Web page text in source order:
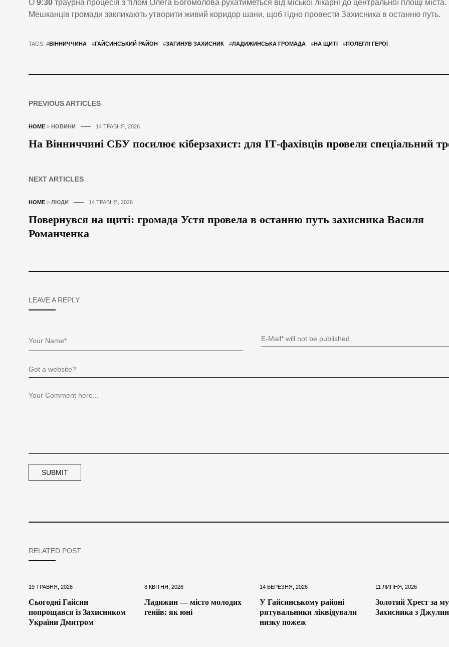
О 9:30 траурна процесія з тілом Олега Богомолова рухатиметься від міської лікарні до центральної площі міста.
Мешканців громади закликають утворити живий коридор шани, щоб гідно провести Захисника в останню путь.
TAGS: #ВІННИЧЧИНА #ГАЙСИНСЬКИЙ РАЙОН #ЗАГИНУВ ЗАХИСНИК #ЛАДИЖИНСЬКА ГРОМАДА #НА ЩИТІ #ПОЛЕГЛІ ГЕРОЇ
PREVIOUS ARTICLES
HOME > НОВИНИ 14 ТРАВНЯ, 2026
На Вінниччині СБУ посилює кіберзахист: для ІТ-фахівців провели спеціальний
NEXT ARTICLES
HOME > ЛЮДИ 14 ТРАВНЯ, 2026
Повернувся на щиті: громада Устя провела в останню путь захисника Василя
Романченка
LEAVE A REPLY
RELATED POST
19 ТРАВНЯ, 2026
Сьогодні Гайсин
попрощався із Захисником
України Дмитром
8 КВІТНЯ, 2026
Ладижин — місто молодих
геніїв: як юні
14 БЕРЕЗНЯ, 2026
У Гайсинському районі
рятувальники ліквідували
низку пожеж
11 ЛИПНЯ, 2026
Золотий Хрест за
Захисника з